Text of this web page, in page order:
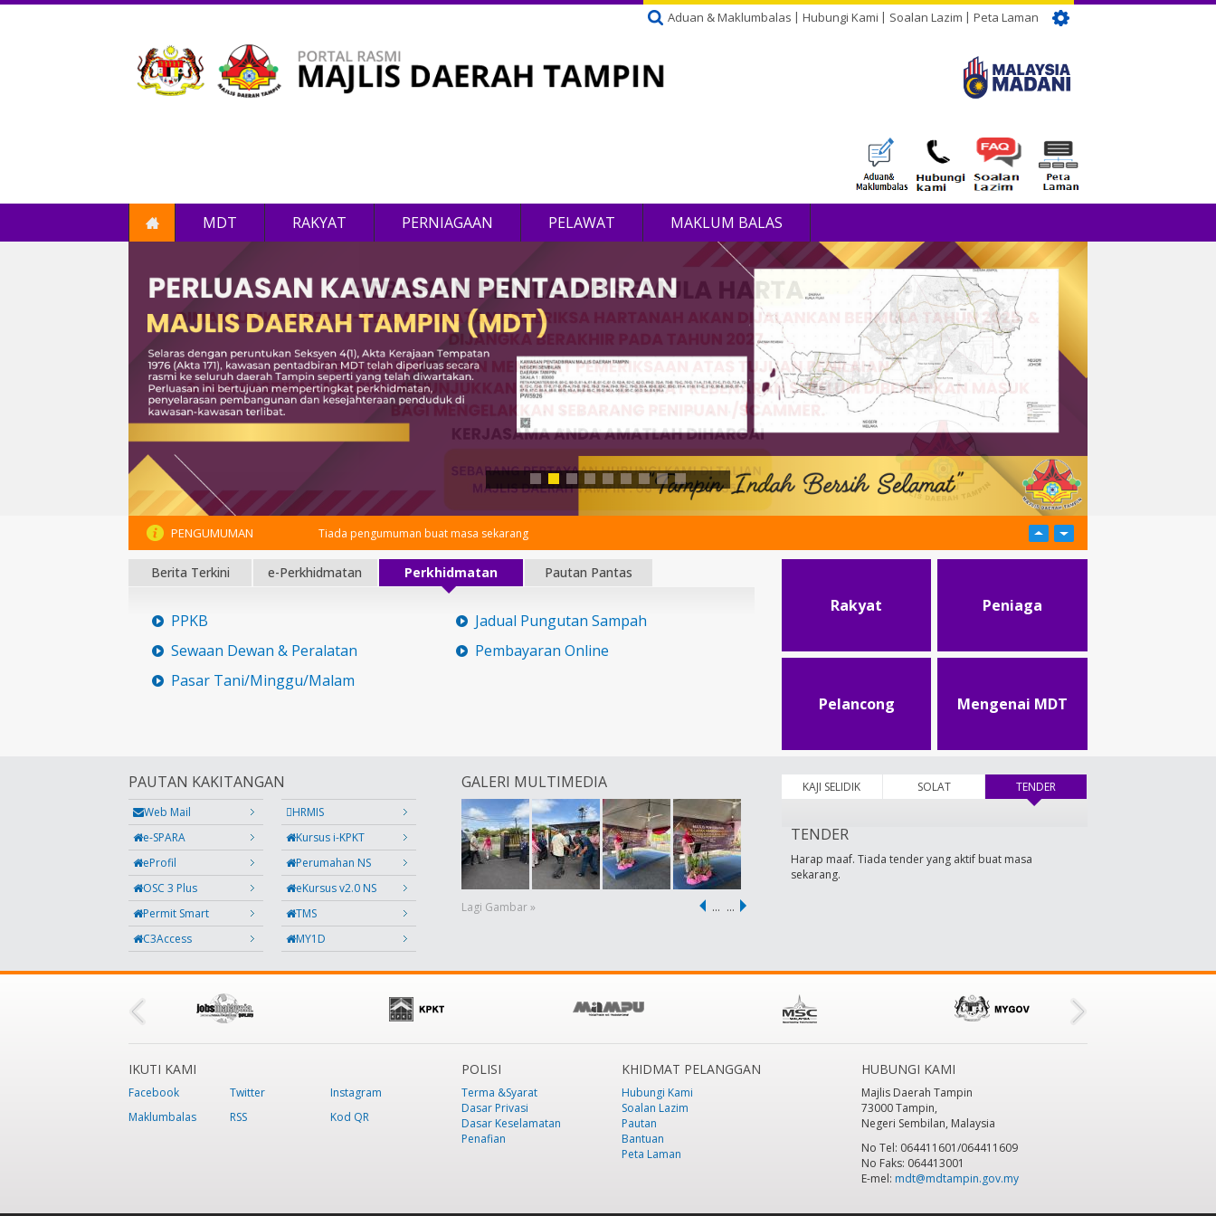
Aduan & Maklumbalas Hubungi Kami Soalan Lazim Peta Laman
MDT RAKYAT PERNIAGAAN PELAWAT MAKLUM BALAS
PENGUMUMAN Tiada pengumuman buat masa sekarang
Berita Terkini e-Perkhidmatan Perkhidmatan Pautan Pantas
PPKB
Sewaan Dewan & Peralatan
Pasar Tani/Minggu/Malam
Jadual Pungutan Sampah
Pembayaran Online
Rakyat Peniaga
Pelancong Mengenai MDT
PAUTAN KAKITANGAN
Web Mail
HRMIS
e-SPARA
Kursus i-KPKT
eProfil
Perumahan NS
OSC 3 Plus
eKursus v2.0 NS
Permit Smart
TMS
C3Access
MY1D
GALERI MULTIMEDIA
Lagi Gambar » … …
KAJI SELIDIK SOLAT TENDER(tab aktif)
TENDER
Harap maaf. Tiada tender yang aktif buat masa
sekarang.
IKUTI KAMI
Facebook Twitter
Instagram
Maklumbalas
RSS Kod QR
POLISI
Terma &Syarat
Dasar Privasi
Dasar Keselamatan
Penafian
KHIDMAT PELANGGAN
Hubungi Kami
Soalan Lazim
Pautan
Bantuan
Peta Laman
HUBUNGI KAMI
Majlis Daerah Tampin
73000 Tampin,
Negeri Sembilan, Malaysia
No Tel: 064411601/064411609
No Faks: 064413001
E-mel: mdt@mdtampin.gov.my